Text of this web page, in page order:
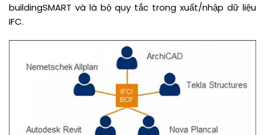
buildingSMART và là bộ quy tắc trong xuất/nhập dữ liệu
IFC.